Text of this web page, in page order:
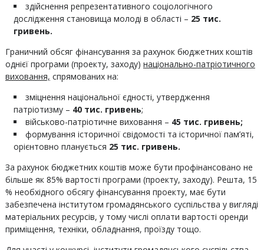
здійснення репрезентативного соціологічного
дослідження становища молоді в області – 25 тис.
гривень.
Граничний обсяг фінансування за рахунок бюджетних коштів
однієї програми (проекту, заходу) національно-патріотичного
виховання, спрямованих на:
зміцнення національної єдності, утвердження
патріотизму – 40 тис. гривень;
військово-патріотичне виховання – 45 тис. гривень;
формування історичної свідомості та історичної пам’яті,
орієнтовно планується 25 тис. гривень.
За рахунок бюджетних коштів може бути профінансовано не
більше як 85% вартості програми (проекту, заходу). Решта, 15
% необхідного обсягу фінансування проекту, має бути
забезпечена інститутом громадянського суспільства у вигляді
матеріальних ресурсів, у тому числі оплати вартості оренди
приміщення, техніки, обладнання, проїзду тощо.